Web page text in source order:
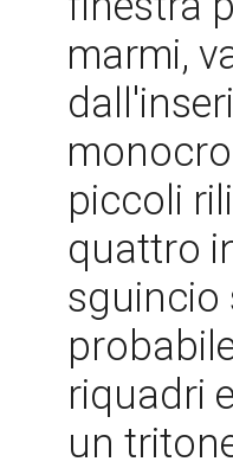
marmi,
piccoli
quattro
sguincio
riquadri
un